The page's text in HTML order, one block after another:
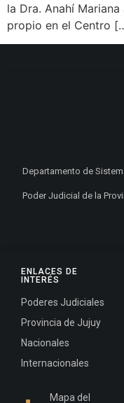
la Dra. Anahí
propio en el Centro
ENLACES DE
INTERÉS
Poderes Judiciales
Provincia de Jujuy
Nacionales
Internacionales
Mapa del
Departamento de
Poder Judicial de la